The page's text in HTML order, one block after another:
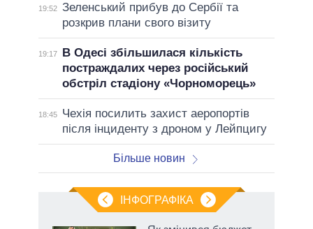
19:52 Зеленський прибув до Сербії та
розкрив плани свого візиту
19:17
В Одесі збільшилася кількість
постраждалих через російський
обстріл стадіону «Чорноморець»
18:45
Чехія посилить захист аеропортів
після інциденту з дроном у Лейпцигу
Більше новин
ІНФОГРАФІКА